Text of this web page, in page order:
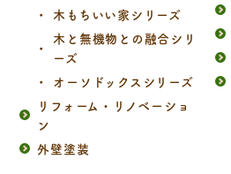
木もちいい家シリーズ
木と無機物との融合シリ
ーズ
オーソドックスシリーズ
リフォーム・リノベーショ
ン
外壁塗装